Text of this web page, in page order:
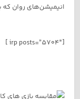
انیمیشن‌های روان که